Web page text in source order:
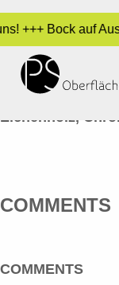
Bock
CHROM-
admin•14.
Eichenholz,
COMMENTS
COMMENTS